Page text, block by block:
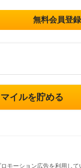
無料会員登録
マイルを貯める
モーション広告を利用して